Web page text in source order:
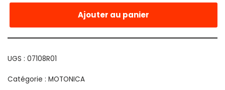
Ajouter au panier
UGS : 07108R01
Catégorie : MOTONICA